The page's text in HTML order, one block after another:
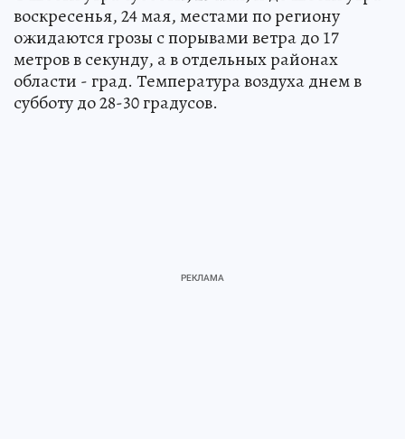
воскресенья, 24 мая, местами по региону
ожидаются грозы с порывами ветра до 17
метров в секунду, а в отдельных районах
области - град. Температура воздуха днем в
субботу до 28-30 градусов.